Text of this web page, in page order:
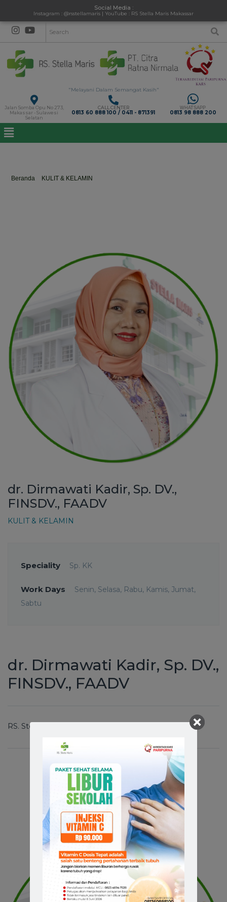
Social Media :
Instagram : @rsstellamaris | YouTube : RS Stella Maris Makassar
"Melayani Dalam Semangat Kasih"
Jalan Somba Opu No 273,
Makassar - Sulawesi
Selatan
CALL CENTER
0813 60 888 100 / 0411 - 871391
WHATSAPP
0813 98 888 200
Beranda KULIT & KELAMIN
dr. Dirmawati Kadir, Sp. DV.,
FINSDV., FAADV
KULIT & KELAMIN
Speciality Sp. KK
Work Days
Senin, Selasa, Rabu, Kamis, Jumat,
Sabtu
dr. Dirmawati Kadir, Sp. DV.,
FINSDV., FAADV
RS. Stella Maris Makassar
Related Doctors